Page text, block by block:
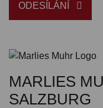
ODESÍLÁNÍ
MARLIES
SALZBURG